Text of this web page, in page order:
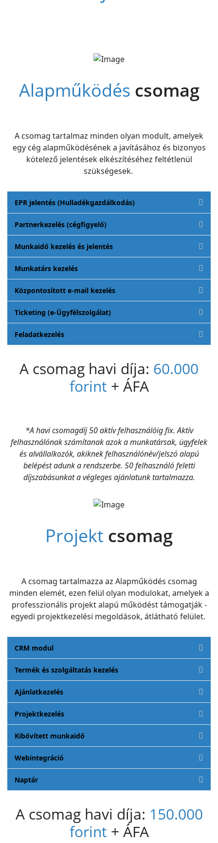
Alapműködés csomag
A csomag tartalmaz minden olyan modult, amelyek
egy cég alapműködésének a javításához és bizonyos
kötelező jelentések elkészítéséhez feltétlenül
szükségesek.
EPR jelentés (Hulladékgazdálkodás)
Partnerkezelés (cégfigyelő)
Munkaidő kezelés és jelentés
Munkatárs kezelés
Központosított e-mail kezelés
Ticketing (e-Ügyfélszolgálat)
Feladatkezelés
A csomag havi díja: 60.000
forint + ÁFA
*A havi csomagdíj 50 aktív felhasználóig fix. Aktív
felhasználónak számítanak azok a munkatársak, ügyfelek
és alvállalkozók, akiknek felhasználónév/jelszó alapú
belépést adunk a rendszerbe. 50 felhasználó feletti
díjszabásunkat a végleges ajánlatunk tartalmazza.
Projekt csomag
A csomag tartalmazza az Alapműködés csomag
minden elemét, ezen felül olyan modulokat, amelyek a
professzionális projekt alapú működést támogatják -
egyedi projektkezelési megoldások, átlátható felület.
CRM modul
Termék és szolgáltatás kezelés
Ajánlatkezelés
Projektkezelés
Kibővített munkaidő
Webintegráció
Naptár
A csomag havi díja: 150.000
forint + ÁFA